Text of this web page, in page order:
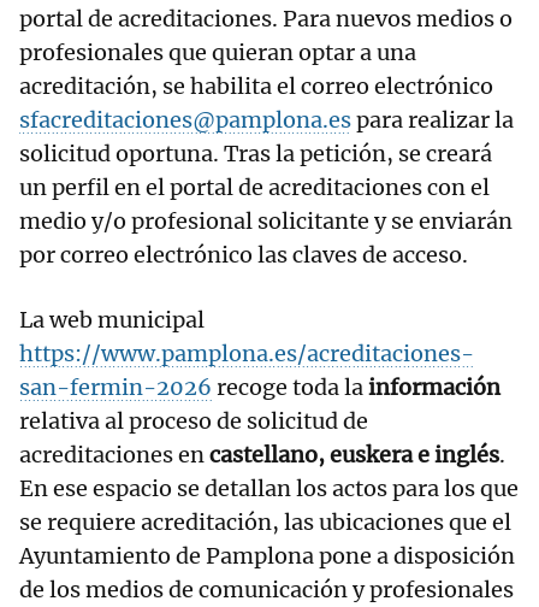
portal de acreditaciones. Para nuevos medios o
profesionales que quieran optar a una
acreditación, se habilita el correo electrónico
sfacreditaciones@pamplona.espara realizar la
solicitud oportuna. Tras la petición, se creará
un perfil en el portal de acreditaciones con el
medio y/o profesional solicitante y se enviarán
por correo electrónico las claves de acceso.
La web municipal
https://www.pamplona.es/acreditaciones-
san-fermin-2026 recoge toda lainformación
relativa al proceso de solicitud de
acreditaciones encastellano, euskera e inglés.
En ese espacio se detallan los actos para los que
se requiere acreditación, las ubicaciones que el
Ayuntamiento de Pamplona pone a disposición
de los medios de comunicación y profesionales